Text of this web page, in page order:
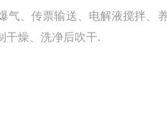
气、传票输送、电解液搅拌、
干燥、洗净后吹干.